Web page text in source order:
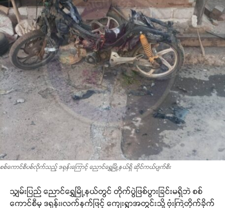
စစ်ကောင်စီပစ်လိုက်သည့် ဒရုန်းကြောင့် ညောင်ရွှေမြို့နယ်ရှိ ဆိုင်ကယ်ပျက်စီး
သျှမ်းပြည် ညောင်ရွှေမြို့နယ်တွင် တိုက်ပွဲဖြစ်ပွားခြင်းမရှိဘဲ စစ်
ကောင်စီမှ ဒရုန်း၊လက်နက်ဖြင့် ကျေးရွာအတွင်းသို့ ဗုံးကြဲတိုက်ခိုက်